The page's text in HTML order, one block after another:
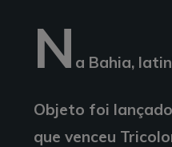
N a Bahia,
Objeto foi
que venceu